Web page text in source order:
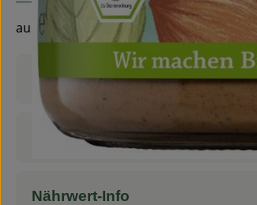
aus Erdnuss, Haselnuss, Mandeln und
Produktinformationen
Zutaten
Nährwert-Info